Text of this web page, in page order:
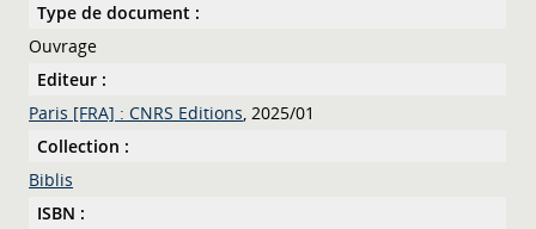
Type de document :
Ouvrage
Editeur :
Paris [FRA] : CNRS Editions, 2025/01
Collection :
Biblis
ISBN :